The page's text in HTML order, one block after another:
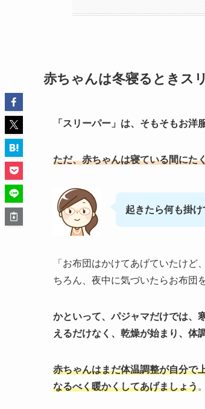
赤ちゃんは冬寝るときス
「スリーパー」は、そもそもお洋
ただ、赤ちゃんは寝ている間にた
起きたら何も掛
「お布団はかけてあげていたけ
ちろん、夜中に気づいたらお布団
かといって、パジャマだけでは、
えるだけなく、乾燥が始まり、体
赤ちゃんはまだ体温調整が自分で
なるべく暖かくしてあげましょう。